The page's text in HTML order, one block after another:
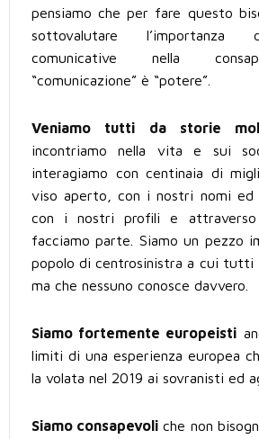
pensiamo che per fare questo
sottovalutare l’importanza
comunicative nella
“comunicazione” è “potere”.
Veniamo tutti da storie
incontriamo nella vita e sui
interagiamo con centinaia di
viso aperto, con i nostri nomi ed
con i nostri profili e
facciamo parte. Siamo un pezzo
popolo di centrosinistra a cui tutti
ma che nessuno conosce davvero.
Siamo fortemente europeisti
limiti di una esperienza europea
la volata nel 2019 ai sovranisti ed
Siamo consapevoli che non